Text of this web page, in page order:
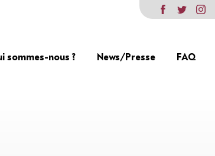
sommes-nous ? News/Presse FAQ